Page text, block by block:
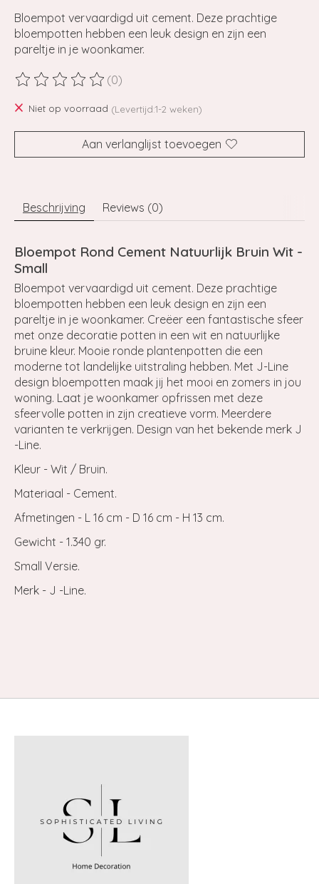
Bloempot vervaardigd uit cement. Deze prachtige
bloempotten hebben een leuk design en zijn een
pareltje in je woonkamer.
De beoordeling van dit product is
(0)
Niet op voorraad (Levertijd:1-2 weken)
Aan verlanglijst toevoegen
Beschrijving Reviews (0)
Bloempot Rond Cement Natuurlijk Bruin Wit -
Small
Bloempot vervaardigd uit cement. Deze prachtige
bloempotten hebben een leuk design en zijn een
pareltje in je woonkamer. Creëer een fantastische sfeer
met onze decoratie potten in een wit en natuurlijke
bruine kleur. Mooie ronde plantenpotten die een
moderne tot landelijke uitstraling hebben. Met J-Line
design bloempotten maak jij het mooi en zomers in jou
woning. Laat je woonkamer opfrissen met deze
sfeervolle potten in zijn creatieve vorm. Meerdere
varianten te verkrijgen. Design van het bekende merk J
-Line.
Kleur - Wit / Bruin.
Materiaal - Cement.
Afmetingen - L 16 cm - D 16 cm - H 13 cm.
Gewicht - 1.340 gr.
Small Versie.
Merk - J -Line.